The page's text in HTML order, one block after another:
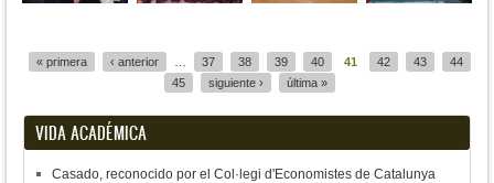
« primera ‹ anterior 37 38 39 40 41 42 43
44
45
siguiente › última »
VIDA ACADÉMICA
Casado, reconocido por el Col·legi d'Economistes de Catalunya